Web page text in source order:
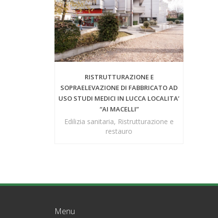
RISTRUTTURAZIONE E
SOPRAELEVAZIONE DI FABBRICATO AD
USO STUDI MEDICI IN LUCCA LOCALITA’
“AI MACELLI”
Edilizia sanitaria, Ristrutturazione e
restauro
Menu